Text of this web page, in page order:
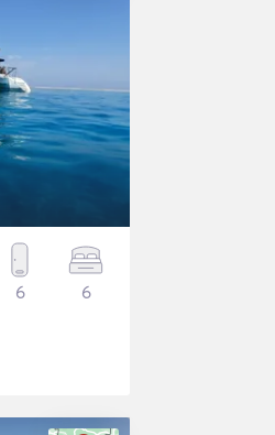
6 6